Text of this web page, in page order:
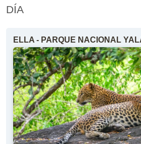
DÍA
ELLA - PARQUE NACIONAL